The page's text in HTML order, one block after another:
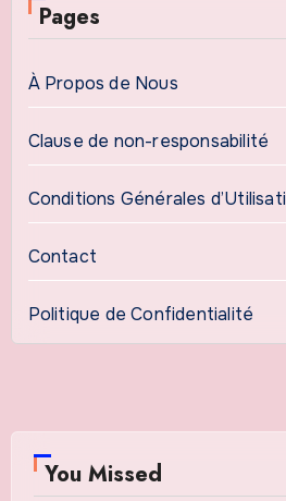
Pages
À Propos de Nous
Clause de non-responsabilité
Conditions Générales
Contact
Politique de Confidentialité
You Missed